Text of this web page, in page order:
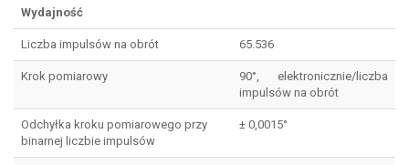
Wydajność
Liczba impulsów na obrót 65.536
Krok pomiarowy
90°, elektronicznie/liczba
impulsów na obrót
Odchyłka kroku pomiarowego przy
binarnej liczbie impulsów
± 0,0015°